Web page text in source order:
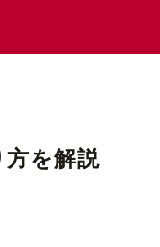
を解説